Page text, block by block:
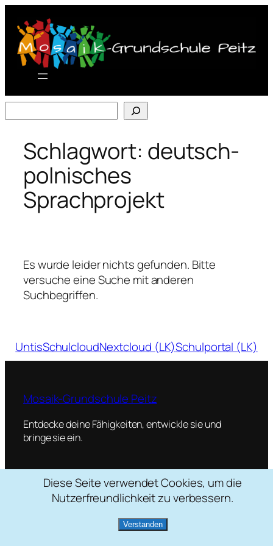
Inhalt
springen
Schlagwort: deutsch-
polnisches
Sprachprojekt
Es wurde leider nichts gefunden. Bitte
versuche eine Suche mit anderen
Suchbegriffen.
UntisSchulcloudNextcloud (LK)Schulportal (LK)
Mosaik-Grundschule Peitz
Entdecke deine Fähigkeiten, entwickle sie und
bringe sie ein.
Schulstraße 2, 03185 Peitz
035601 / 22088
mosaik[at]grundschule-peitz.de
Diese Seite verwendet Cookies, um die
Nutzerfreundlichkeit zu verbessern.
Verstanden